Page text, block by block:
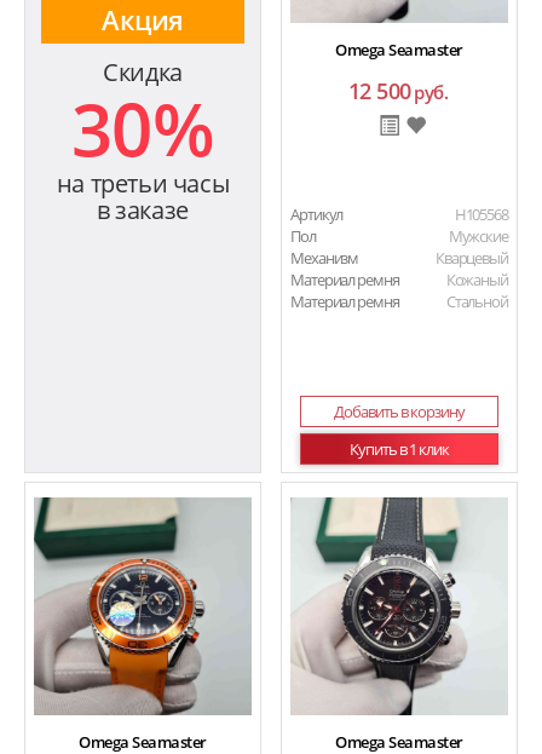
Акция
Скидка
30%
на третьи часы
в заказе
Omega Seamaster
12 500руб.
Артикул
H105568
Пол
Мужские
Механизм
Кварцевый
Материал ремня
Кожаный
Материал ремня
Стальной
Добавить в корзину
Купить в 1 клик
Omega Seamaster Omega Seamaster